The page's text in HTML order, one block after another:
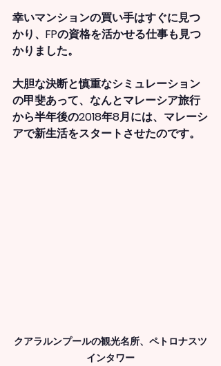
幸いマンションの買い手はすぐに見つ
かり、FPの資格を活かせる仕事も見つ
かりました。
大胆な決断と慎重なシミュレーション
の甲斐あって、なんとマレーシア旅行
から半年後の2018年8月には、マレーシ
アで新生活をスタートさせたのです。
クアラルンプールの観光名所、ペトロナスツ
インタワー